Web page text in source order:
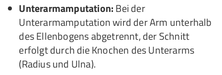
Unterarmamputation:Bei der
Unterarmamputation wird der Arm unterhalb
des Ellenbogens abgetrennt, der Schnitt
erfolgt durch die Knochen des Unterarms
(Radius und Ulna).